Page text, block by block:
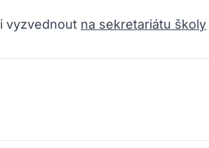
vyzvednout na sekretariátu školy